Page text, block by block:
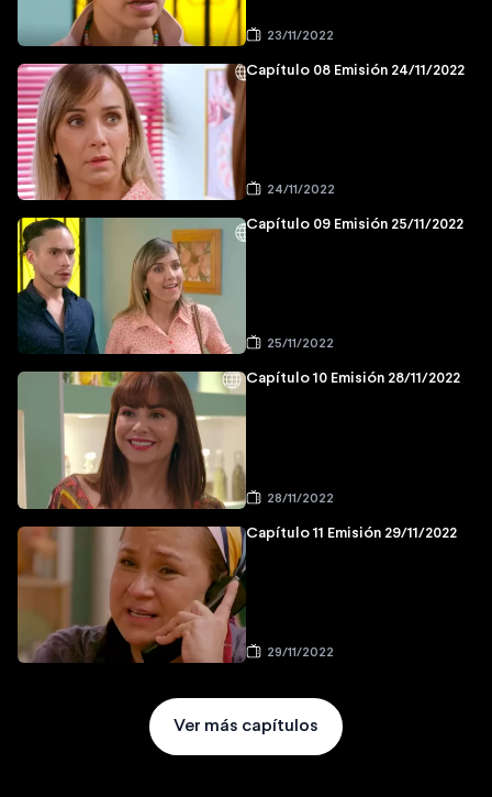
23/11/2022
Capítulo 08 Emisión 24/11/2022
24/11/2022
Capítulo 09 Emisión 25/11/2022
25/11/2022
Capítulo 10 Emisión 28/11/2022
28/11/2022
Capítulo 11 Emisión 29/11/2022
29/11/2022
Ver más capítulos